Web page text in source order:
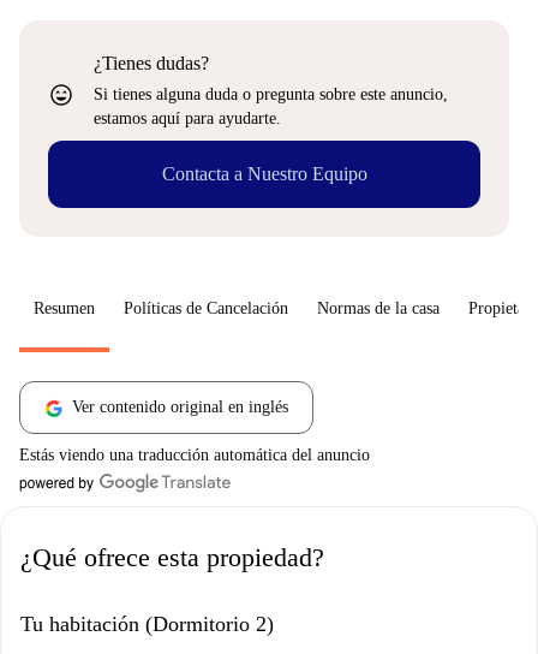
sentiment_very_satisfied
¿Tienes dudas?
Si tienes alguna duda o pregunta sobre este anuncio,
estamos aquí para ayudarte.
Contacta a Nuestro Equipo
Resumen Políticas de Cancelación Normas de la casa
Ver contenido original en inglés
Estás viendo una traducción automática del anuncio
¿Qué ofrece esta propiedad?
Tu habitación (Dormitorio 2)